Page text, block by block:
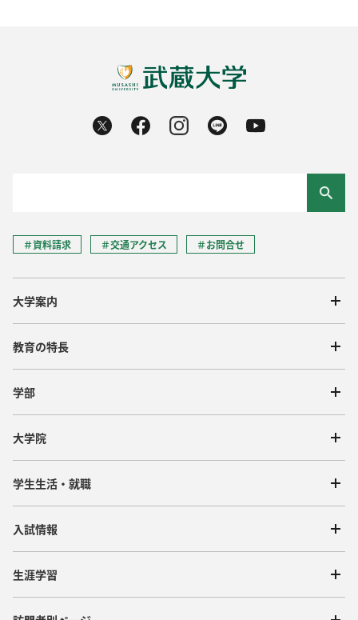
＃資料請求 ＃交通アクセス ＃お問合せ
大学案内
教育の特長
学部
大学院
学生生活・就職
入試情報
生涯学習